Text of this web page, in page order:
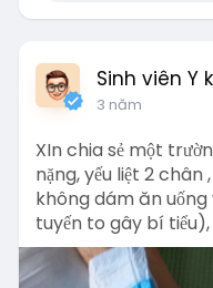
Sinh viên Y
3 năm
XIn chia sẻ một
nặng, yếu liệt 2
không dám ăn uống
tuyến to gây bí